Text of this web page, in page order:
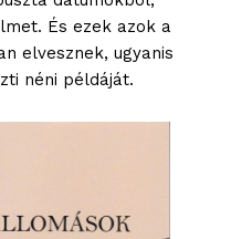
És ezek azok a
elvesznek, ugyanis
néni példáját.